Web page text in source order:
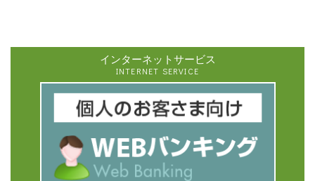
インターネットサービス
INTERNET SERVICE